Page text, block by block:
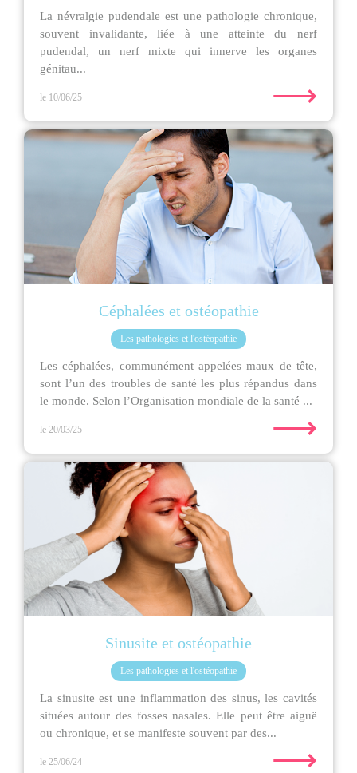
La névralgie pudendale est une pathologie chronique,
souvent invalidante, liée à une atteinte du nerf
pudendal, un nerf mixte qui innerve les organes
génitau...
le 10/06/25 ⟶
Céphalées et ostéopathie
Les pathologies et l'ostéopathie
Les céphalées, communément appelées maux de tête,
sont l’un des troubles de santé les plus répandus dans
le monde. Selon l’Organisation mondiale de la santé ...
le 20/03/25 ⟶
Sinusite et ostéopathie
Les pathologies et l'ostéopathie
La sinusite est une inflammation des sinus, les cavités
situées autour des fosses nasales. Elle peut être aiguë
ou chronique, et se manifeste souvent par des...
le 25/06/24 ⟶